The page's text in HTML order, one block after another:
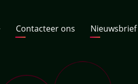
Contacteer ons Nieuwsbrief